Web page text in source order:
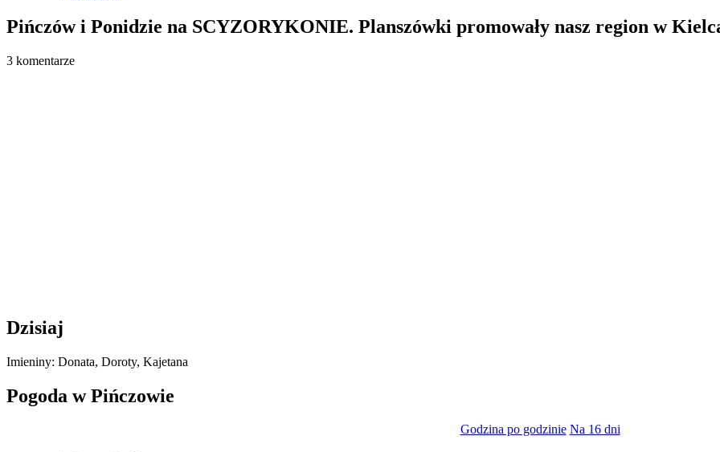
Pińczów i Ponidzie na SCYZORYKONIE. Planszówki promowały nasz region w
3 komentarze
Dzisiaj
Imieniny: Donata, Doroty, Kajetana
Pogoda w Pińczowie
Godzina po godzinie Na 16 dni